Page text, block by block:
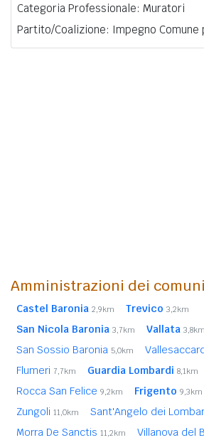
Categoria Professionale: Muratori
Partito/Coalizione: Impegno Comune
Amministrazioni dei
Castel Baronia 2,9km Trevico 3,2km
San Nicola Baronia 3,7km Vallata 3,8km
San Sossio Baronia 5,0km
Flumeri 7,7km Guardia Lombardi 8,1km
Rocca San Felice 9,2km Frigento 9,3km
Zungoli 11,0km Sant'Angelo dei
Morra De Sanctis 11,2km Villanova del